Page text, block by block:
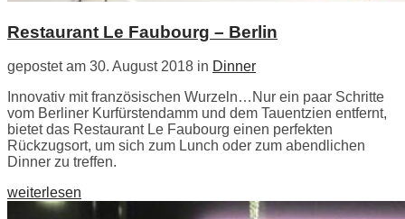
Restaurant Le Faubourg – Berlin
gepostet am 30. August 2018 in Dinner
Innovativ mit französischen Wurzeln…Nur ein paar Schritte
vom Berliner Kurfürstendamm und dem Tauentzien entfernt,
bietet das Restaurant Le Faubourg einen perfekten
Rückzugsort, um sich zum Lunch oder zum abendlichen
Dinner zu treffen.
weiterlesen